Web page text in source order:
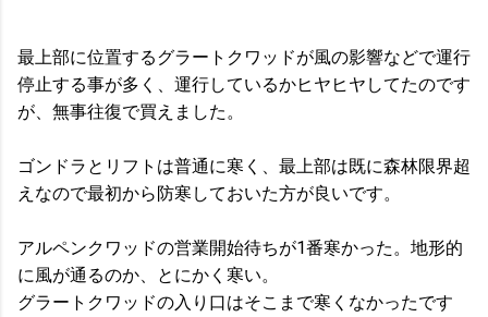
最上部に位置するグラートクワッドが風の影響などで運行
停止する事が多く、運行しているかヒヤヒヤしてたのです
が、無事往復で買えました。
ゴンドラとリフトは普通に寒く、最上部は既に森林限界超
えなので最初から防寒しておいた方が良いです。
アルペンクワッドの営業開始待ちが1番寒かった。地形的
に風が通るのか、とにかく寒い。
グラートクワッドの入り口はそこまで寒くなかったです